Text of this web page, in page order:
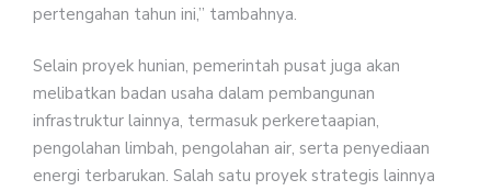
pertengahan tahun ini,” tambahnya.
Selain proyek hunian, pemerintah pusat juga akan
melibatkan badan usaha dalam pembangunan
infrastruktur lainnya, termasuk perkeretaapian,
pengolahan limbah, pengolahan air, serta penyediaan
energi terbarukan. Salah satu proyek strategis lainnya